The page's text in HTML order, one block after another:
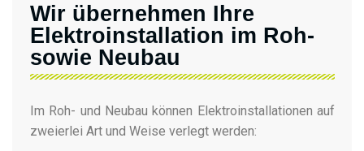
Wir übernehmen Ihre
Elektroinstallation im Roh-
sowie Neubau
Im Roh- und Neubau können Elektroinstallationen auf
zweierlei Art und Weise verlegt werden: